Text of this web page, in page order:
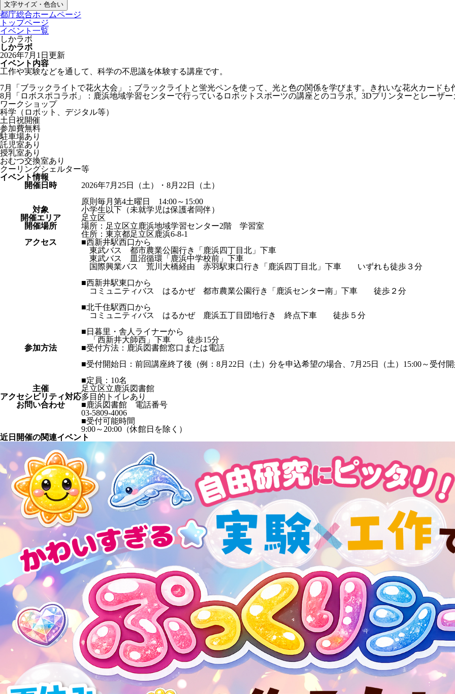
文字サイズ・色合い
都庁総合ホームページ
トップページ
イベント一覧
しかラボ
しかラボ
2026年7月1日更新
イベント内容
工作や実験などを通して、科学の不思議を体験する講座です。
7月「ブラックライトで花火大会」：ブラックライトと蛍光ペンを使って、光と色の関係を学びます。きれいな花火カードも
8月「ロボスポコラボ」：鹿浜地域学習センターで行っているロボットスポーツの講座とのコラボ。3Dプリンターとレーザ
ワークショップ
科学（ロボット、デジタル等）
土日祝開催
参加費無料
駐車場あり
託児室あり
授乳室あり
おむつ交換室あり
クーリングシェルター等
イベント情報
開催日時
2026年7月25日（土）・8月22日（土）
原則毎月第4土曜日 14:00～15:00
対象
小学生以下（未就学児は保護者同伴）
開催エリア
足立区
開催場所
場所：足立区立鹿浜地域学習センター2階 学習室
住所：東京都足立区鹿浜6-8-1
アクセス
■西新井駅西口から
東武バス 都市農業公園行き「鹿浜四丁目北」下車
東武バス 皿沼循環「鹿浜中学校前」下車
国際興業バス 荒川大橋経由 赤羽駅東口行き「鹿浜四丁目北」下車 いずれも徒歩３分
■西新井駅東口から
コミュニティバス はるかぜ 都市農業公園行き「鹿浜センター南」下車 徒歩２分
■北千住駅西口から
コミュニティバス はるかぜ 鹿浜五丁目団地行き 終点下車 徒歩５分
■日暮里・舎人ライナーから
「西新井大師西」下車 徒歩15分
参加方法
■受付方法：鹿浜図書館窓口または電話
■受付開始日：前回講座終了後（例：8月22日（土）分を申込希望の場合、7月25日（土）15:00～受付
■定員：10名
主催
足立区立鹿浜図書館
アクセシビリティ対応多目的トイレあり
お問い合わせ
■鹿浜図書館 電話番号
03-5809-4006
■受付可能時間
9:00～20:00（休館日を除く）
近日開催の関連イベント